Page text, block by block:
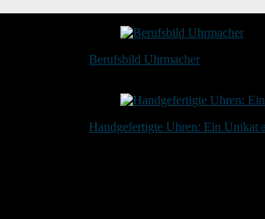
Berufsbild Uhrmacher
Handgefertigte Uhren: Ein Unikat